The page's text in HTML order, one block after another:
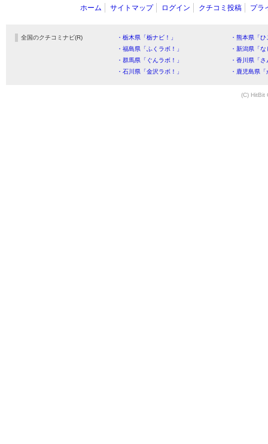
ホーム サイトマップ ログイン クチコミ投稿 プラ
全国のクチコミナビ(R) ・栃木県「栃ナビ！」
・熊本県「
・福島県「ふくラボ！」
・新潟県「
・群馬県「ぐんラボ！」
・香川県「
・石川県「金沢ラボ！」
・鹿児島県
(C) HitBit